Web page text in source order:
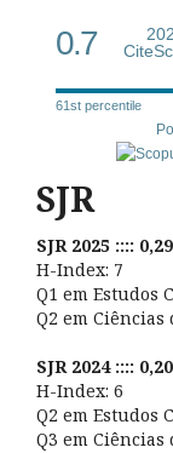
0.7
61st percentile
SJR
SJR 2025 ::::
H-Index: 7
Q1 em Estudos
Q2 em Ciências
SJR 2024 ::::
H-Index: 6
Q2 em Estudos
Q3 em Ciências